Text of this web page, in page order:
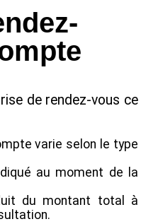
de rendez-vous ce
varie selon le type
au moment de la
du montant total à